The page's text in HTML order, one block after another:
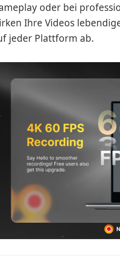
oder bei
Ihre Videos
jeder Plattform ab.